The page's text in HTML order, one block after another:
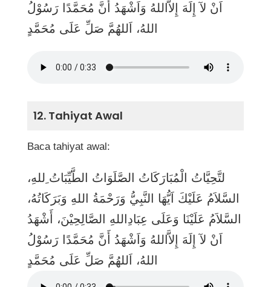
اَنْ لآ إِلَهَ إِلاَّاللهُ وَاَشْهَدُ أَنَّ مُحَمَّدًا رَسُوْلُ
اللهُ، اَللهُمَّ صَلِّ عَلَى مُحَمَّدٍ
12. Tahiyat Awal
Baca tahiyat awal:
لتَّحِيَّاتُ الْمُبَارَكَاتُ الصَّلَوَاتُ الطَّيِّبَاتُ ِللهِ،
السَّلاَمُ عَلَيْكَ اَيُّهَا النَّبِيُّ وَرَحْمَةُ اللهِ وَبَرَكَاتُهُ،
السَّلاَمُ عَلَيْنَا وَعَلَى عِبَادِاللهِ الصَّالِحِيْنَ، أَشْهَدُ
اَنْ لآ إِلَهَ إِلاَّاللهُ وَاَشْهَدُ أَنَّ مُحَمَّدًا رَسُوْلُ
اللهُ، اَللهُمَّ صَلِّ عَلَى مُحَمَّدٍ